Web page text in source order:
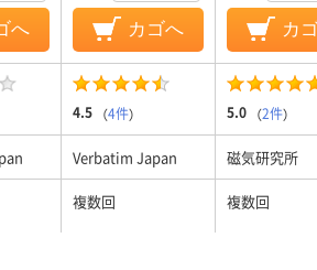
へ カゴへ カ
4.5 （4件） 5.0 （2件）
Verbatim Japan 磁気研究所
複数回 複数回